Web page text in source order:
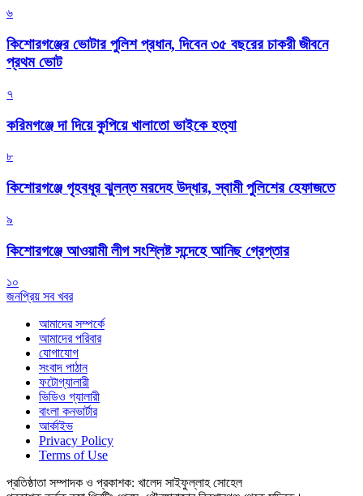
৬
কিশোরগঞ্জের ভোটার পুলিশ প্রধান, দিবেন ৩৫ বছরের চাকরী জীবনে
প্রথম ভোট
৭
করিমগঞ্জে দা দিয়ে কুপিয়ে খালাতো ভাইকে হত্যা
৮
কিশোরগঞ্জে গৃহবধূর ঝুলন্ত মরদেহ উদ্ধার, স্বামী পুলিশের হেফাজতে
৯
কিশোরগঞ্জে আওয়ামী লীগ সংশ্লিষ্ট সন্দেহে আনিছ গ্রেপ্তার
১০
জনপ্রিয় সব খবর
আমাদের সম্পর্কে
আমাদের পরিবার
যোগাযোগ
সংবাদ পাঠান
ফটোগ্যালারী
ভিডিও গ্যালারী
বাংলা কনভার্টার
আর্কাইভ
Privacy Policy
Terms of Use
প্রতিষ্ঠাতা সম্পাদক ও প্রকাশক: খালেদ সাইফুল্লাহ সোহেল